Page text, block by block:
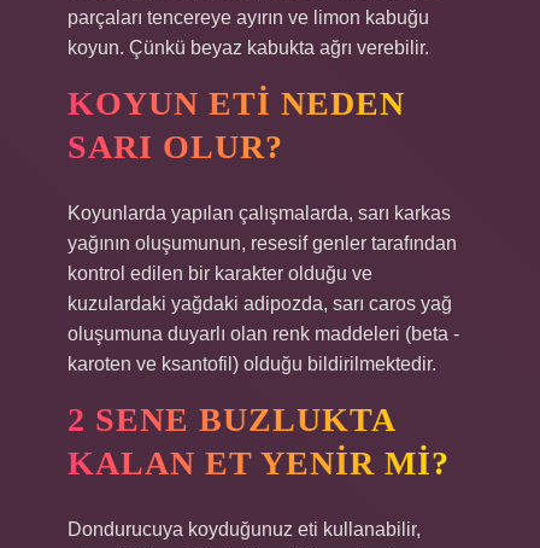
parçaları tencereye ayırın ve limon kabuğu
koyun. Çünkü beyaz kabukta ağrı verebilir.
KOYUN ETI NEDEN
SARI OLUR?
Koyunlarda yapılan çalışmalarda, sarı karkas
yağının oluşumunun, resesif genler tarafından
kontrol edilen bir karakter olduğu ve
kuzulardaki yağdaki adipozda, sarı caros yağ
oluşumuna duyarlı olan renk maddeleri (beta -
karoten ve ksantofil) olduğu bildirilmektedir.
2 SENE BUZLUKTA
KALAN ET YENIR MI?
Dondurucuya koyduğunuz eti kullanabilir,